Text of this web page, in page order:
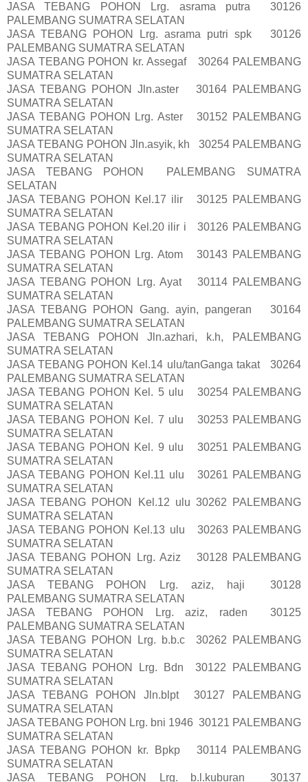
JASA TEBANG POHON Lrg. asrama putra 30126
PALEMBANG SUMATRA SELATAN
JASA TEBANG POHON Lrg. asrama putri spk 30126
PALEMBANG SUMATRA SELATAN
JASA TEBANG POHON kr. Assegaf 30264 PALEMBANG
SUMATRA SELATAN
JASA TEBANG POHON Jln.aster 30164 PALEMBANG
SUMATRA SELATAN
JASA TEBANG POHON Lrg. Aster 30152 PALEMBANG
SUMATRA SELATAN
JASA TEBANG POHON Jln.asyik, kh 30254 PALEMBANG
SUMATRA SELATAN
JASA TEBANG POHON PALEMBANG SUMATRA
SELATAN
JASA TEBANG POHON Kel.17 ilir 30125 PALEMBANG
SUMATRA SELATAN
JASA TEBANG POHON Kel.20 ilir i 30126 PALEMBANG
SUMATRA SELATAN
JASA TEBANG POHON Lrg. Atom 30143 PALEMBANG
SUMATRA SELATAN
JASA TEBANG POHON Lrg. Ayat 30114 PALEMBANG
SUMATRA SELATAN
JASA TEBANG POHON Gang. ayin, pangeran 30164
PALEMBANG SUMATRA SELATAN
JASA TEBANG POHON Jln.azhari, k.h, PALEMBANG
SUMATRA SELATAN
JASA TEBANG POHON Kel.14 ulu/tanGanga takat 30264
PALEMBANG SUMATRA SELATAN
JASA TEBANG POHON Kel. 5 ulu 30254 PALEMBANG
SUMATRA SELATAN
JASA TEBANG POHON Kel. 7 ulu 30253 PALEMBANG
SUMATRA SELATAN
JASA TEBANG POHON Kel. 9 ulu 30251 PALEMBANG
SUMATRA SELATAN
JASA TEBANG POHON Kel.11 ulu 30261 PALEMBANG
SUMATRA SELATAN
JASA TEBANG POHON Kel.12 ulu 30262 PALEMBANG
SUMATRA SELATAN
JASA TEBANG POHON Kel.13 ulu 30263 PALEMBANG
SUMATRA SELATAN
JASA TEBANG POHON Lrg. Aziz 30128 PALEMBANG
SUMATRA SELATAN
JASA TEBANG POHON Lrg. aziz, haji 30128
PALEMBANG SUMATRA SELATAN
JASA TEBANG POHON Lrg. aziz, raden 30125
PALEMBANG SUMATRA SELATAN
JASA TEBANG POHON Lrg. b.b.c 30262 PALEMBANG
SUMATRA SELATAN
JASA TEBANG POHON Lrg. Bdn 30122 PALEMBANG
SUMATRA SELATAN
JASA TEBANG POHON Jln.blpt 30127 PALEMBANG
SUMATRA SELATAN
JASA TEBANG POHON Lrg. bni 1946 30121 PALEMBANG
SUMATRA SELATAN
JASA TEBANG POHON kr. Bpkp 30114 PALEMBANG
SUMATRA SELATAN
JASA TEBANG POHON Lrg. b.l.kuburan 30137